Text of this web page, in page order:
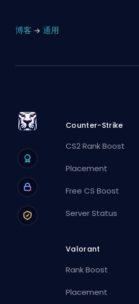
博客 通用
Counter-Strike
CS2 Rank Boost
Placement
Free CS Boost
Server Status
Valorant
Rank Boost
Placement